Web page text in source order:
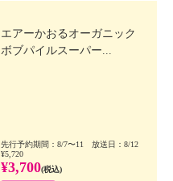
エアーかおるオーガニック
ボブパイルスーパー...
先行予約期間：8/7〜11 放送日：8/12
¥5,720
¥3,700(税込)